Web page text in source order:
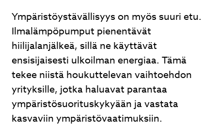
Ympäristöystävällisyys on myös suuri etu.
Ilmalämpöpumput pienentävät
hiilijalanjälkeä, sillä ne käyttävät
ensisijaisesti ulkoilman energiaa. Tämä
tekee niistä houkuttelevan vaihtoehdon
yrityksille, jotka haluavat parantaa
ympäristösuorituskykyään ja vastata
kasvaviin ympäristövaatimuksiin.